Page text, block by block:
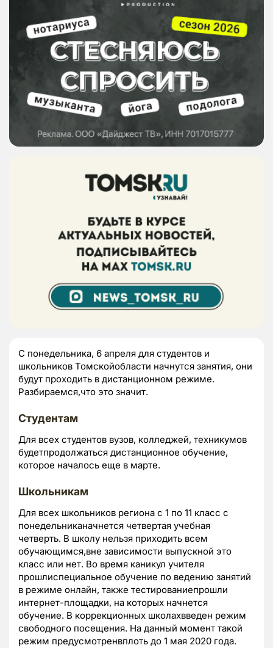
С понедельника, 6 апреля для студентов и
школьников Томскойобласти начнутся занятия, они
будут проходить в дистанционном режиме.
Разбираемся,что это значит.
Студентам
Для всех студентов вузов, колледжей, техникумов
будетпродолжаться дистанционное обучение,
которое началось еще в марте.
Школьникам
Для всех школьников региона с 1 по 11 класс с
понедельниканачнется четвертая учебная
четверть. В школу нельзя приходить всем
обучающимся,вне зависимости выпускной это
класс или нет. Во время каникул учителя
прошлиспециальное обучение по ведению занятий
в режиме онлайн, также тестированиепрошли
интернет-площадки, на которых начнется
обучение. В коррекционных школахвведен режим
свободного посещения. На данный момент такой
режим предусмотренвплоть до 1 мая 2020 года.